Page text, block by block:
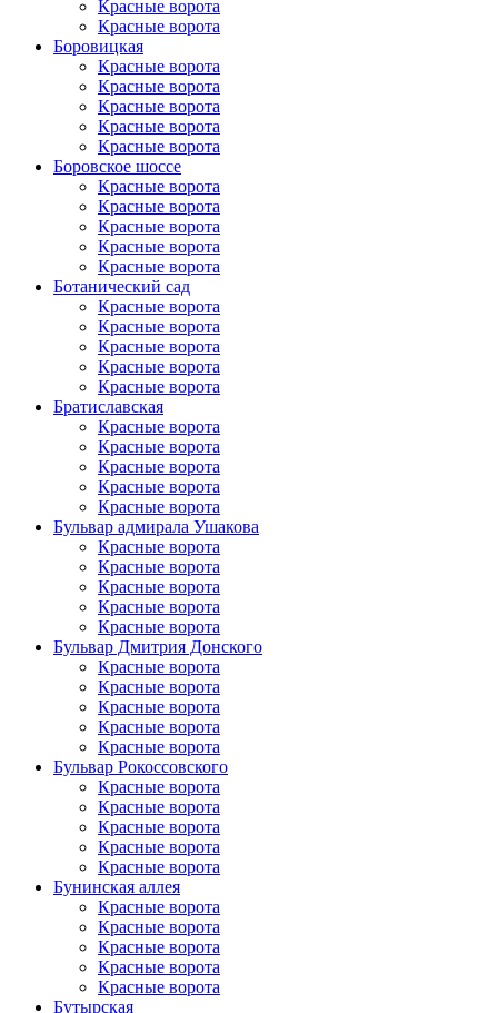
Красные ворота
Красные ворота
Боровицкая
Красные ворота
Красные ворота
Красные ворота
Красные ворота
Красные ворота
Боровское шоссе
Красные ворота
Красные ворота
Красные ворота
Красные ворота
Красные ворота
Ботанический сад
Красные ворота
Красные ворота
Красные ворота
Красные ворота
Красные ворота
Братиславская
Красные ворота
Красные ворота
Красные ворота
Красные ворота
Красные ворота
Бульвар адмирала Ушакова
Красные ворота
Красные ворота
Красные ворота
Красные ворота
Красные ворота
Бульвар Дмитрия Донского
Красные ворота
Красные ворота
Красные ворота
Красные ворота
Красные ворота
Бульвар Рокоссовского
Красные ворота
Красные ворота
Красные ворота
Красные ворота
Красные ворота
Бунинская аллея
Красные ворота
Красные ворота
Красные ворота
Красные ворота
Красные ворота
Бутырская